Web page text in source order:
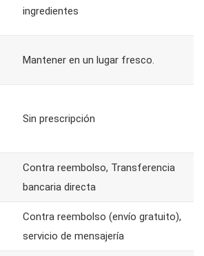
ingredientes
Mantener en un lugar fresco.
Sin prescripción
Contra reembolso, Transferencia
bancaria directa
Contra reembolso (envío gratuito),
servicio de mensajería